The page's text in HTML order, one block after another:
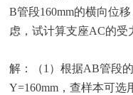
B管段160mm的横向位
虑，试计算支座AC的受
解：（1）根据AB管段
Y=160mm，查样本可选